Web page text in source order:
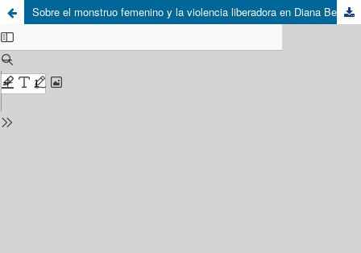
Sobre el monstruo femenino y la violencia liberadora en Diana Beláustegui